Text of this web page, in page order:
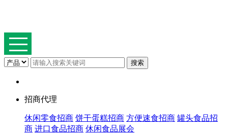
招商代理
休闲零食招商 饼干蛋糕招商 方便速食招商 罐头食品招
商 进口食品招商 休闲食品展会